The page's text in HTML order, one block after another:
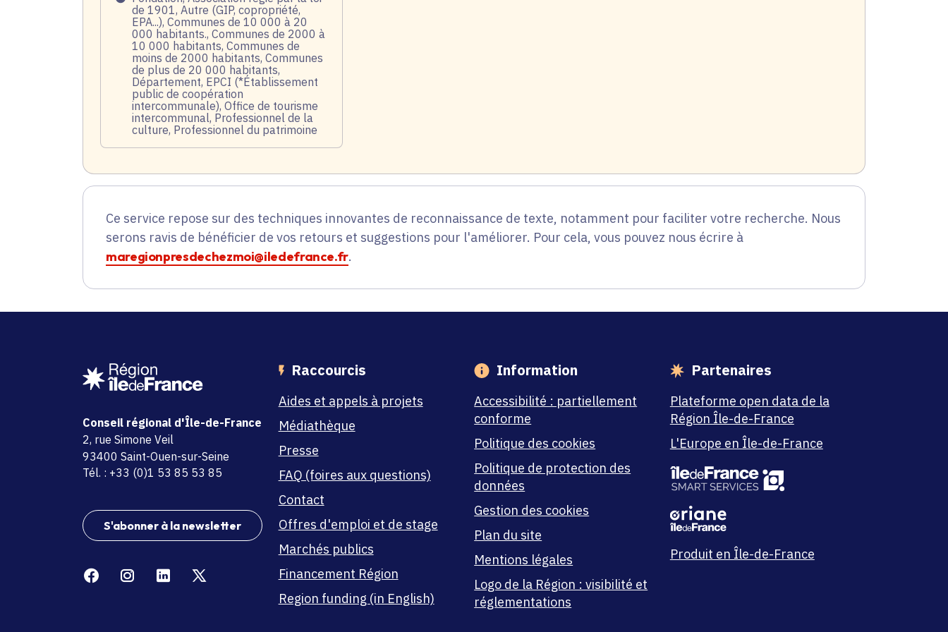
de 1901, Autre (GIP, copropriété,
EPA...), Communes de 10 000 à 20
000 habitants., Communes de 2000 à
10 000 habitants, Communes de
moins de 2000 habitants, Communes
de plus de 20 000 habitants,
Département, EPCI (*Établissement
public de coopération
intercommunale), Office de tourisme
intercommunal, Professionnel de la
culture, Professionnel du patrimoine
Ce service repose sur des techniques innovantes de reconnaissance de texte, notamment pour faciliter votre recherche. Nous
serons ravis de bénéficier de vos retours et suggestions pour l'améliorer. Pour cela, vous pouvez nous écrire à
maregionpresdechezmoi@iledefrance.fr.
Conseil régional d'Île-de-France
adresse
2, rue Simone Veil
code postal et commune
93400 Saint-Ouen-sur-Seine
Tél. : +33 (0)1 53 85 53 85
S'abonner à la newsletter
FacebookInstagramLinkedin
Raccourcis
Aides et appels à projets
Médiathèque
Presse
FAQ (foires aux questions)
Contact
Offres d'emploi et de stage
Marchés publics
Financement Région
Region funding (in English)
Information
Accessibilité : partiellement
conforme
Politique des cookies
Politique de protection des
données
Gestion des cookies
Plan du site
Mentions légales
Logo de la Région : visibilité et
réglementations
Partenaires
Plateforme open data de la
Région Île-de-France
L'Europe en Île-de-France
Produit en Île-de-France